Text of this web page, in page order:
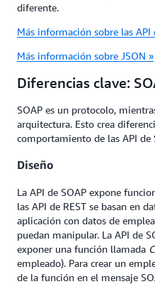
diferente.
Más información sobre las API
Más información sobre JSON »
Diferencias clave:
SOAP es un protocolo,
arquitectura. Esto crea
comportamiento de las API de
Diseño
La API de SOAP expone
las API de REST se basan en
aplicación con datos de
puedan manipular. La API de
exponer una función llamada
empleado). Para crear un
de la función en el mensaje